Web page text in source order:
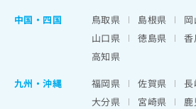
中国・四国
鳥取県 島根県
山口県
徳島県 香
高知県
九州・沖縄
福岡県 佐賀県 長
大分県
宮崎県